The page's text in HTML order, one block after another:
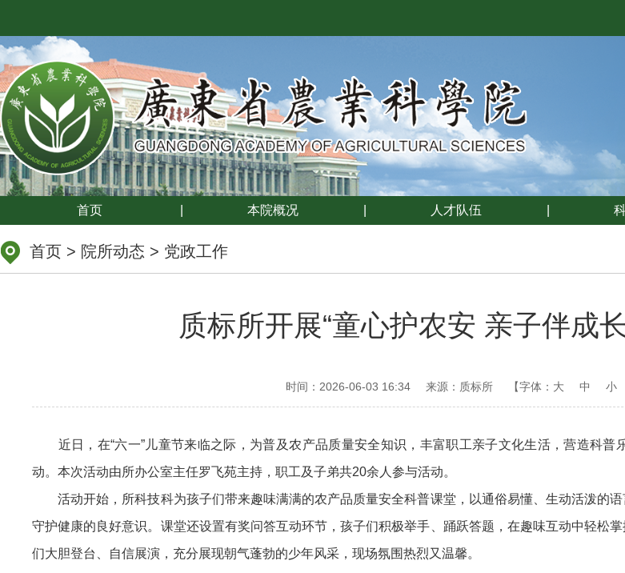
首页 本院概况 人才队伍
首页 > 院所动态 > 党政工作
质标所开展“童心护农安 亲子伴成
时间：2026-06-03 16:34 来源：质标所 【字体： 大 中 小
近日，在“六一”儿童节来临之际，为普及农产品质量安全知识，丰富职工亲子文化生活，营造科普
动。本次活动由所办公室主任罗飞苑主持，职工及子弟共20余人参与活动。
活动开始，所科技科为孩子们带来趣味满满的农产品质量安全科普课堂，以通俗易懂、生动活泼的语
守护健康的良好意识。课堂还设置有奖问答互动环节，孩子们积极举手、踊跃答题，在趣味互动中轻松
们大胆登台、自信展演，充分展现朝气蓬勃的少年风采，现场氛围热烈又温馨。